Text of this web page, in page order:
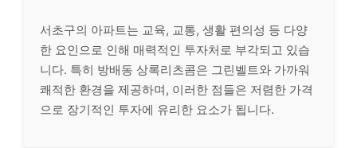
서초구의 아파트는 교육, 교통, 생활 편의성 등 다양
한 요인으로 인해 매력적인 투자처로 부각되고 있습
니다. 특히 방배동 상록리츠콤은 그린벨트와 가까워
쾌적한 환경을 제공하며, 이러한 점들은 저렴한 가격
으로 장기적인 투자에 유리한 요소가 됩니다.